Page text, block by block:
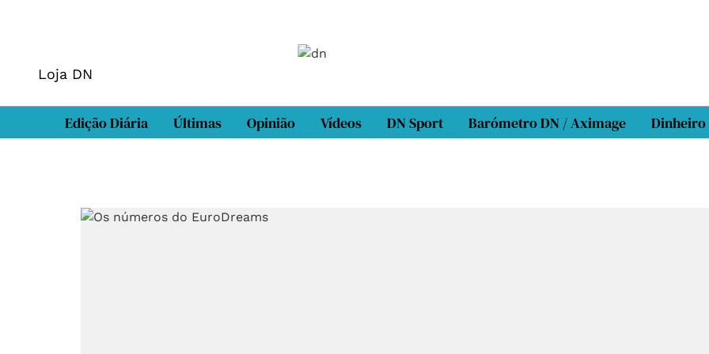
Loja DN
Edição Diária Últimas Opinião Vídeos DN Sport Barómetro DN / Aximage Dinheiro